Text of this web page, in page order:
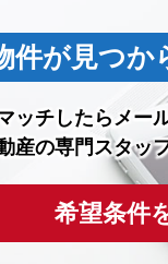
件が見つか
ッチしたらメー
産の専門スタッ
希望条件